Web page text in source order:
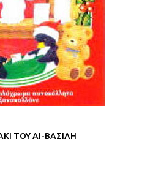
ΤΟΥ ΑΙ-ΒΑΣΙΛΗ